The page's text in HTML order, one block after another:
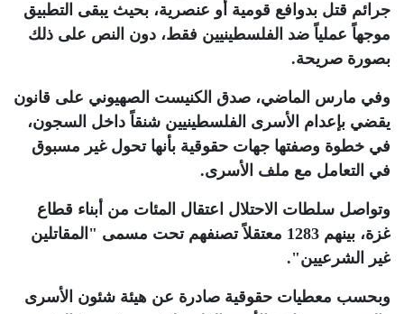
جرائم قتل بدوافع قومية أو عنصرية، بحيث يبقى التطبيق
موجهاً عملياً ضد الفلسطينيين فقط، دون النص على ذلك
بصورة صريحة.
وفي مارس الماضي، صدق الكنيست الصهيوني على قانون
يقضي بإعدام الأسرى الفلسطينيين شنقاً داخل السجون،
في خطوة وصفتها جهات حقوقية بأنها تحول غير مسبوق
في التعامل مع ملف الأسرى.
وتواصل سلطات الاحتلال اعتقال المئات من أبناء قطاع
غزة، بينهم 1283 معتقلاً تصنفهم تحت مسمى "المقاتلين
غير الشرعيين".
وبحسب معطيات حقوقية صادرة عن هيئة شئون الأسرى